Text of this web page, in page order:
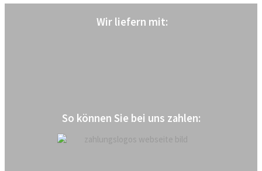
Wir liefern mit:
So können Sie bei uns zahlen: